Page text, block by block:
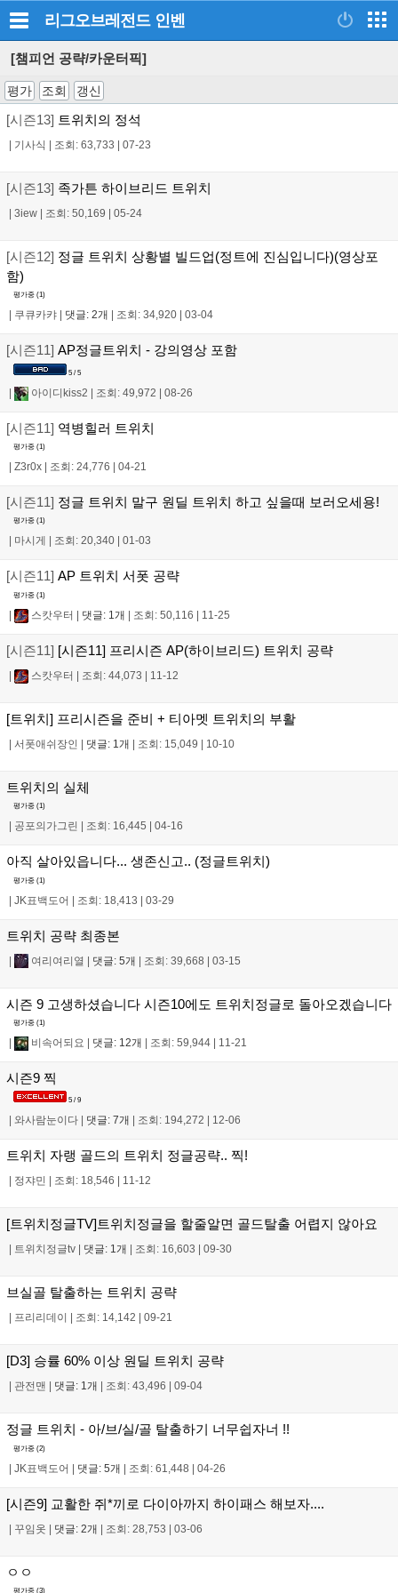
리그오브레전드 인벤
[챔피언 공략/카운터픽]
평가 조회 갱신
[시즌13] 트위치의 정석
기사식 조회: 63,733 07-23
[시즌13] 족가튼 하이브리드 트위치
3iew 조회: 50,169 05-24
[시즌12] 정글 트위치 상황별 빌드업(정트에 진심입니다)(영상포
함)
평가중 (1)
쿠큐카캬 댓글: 2개 조회: 34,920 03-04
[시즌11] AP정글트위치 - 강의영상 포함
5 / 5
| 아이디kiss2 | 조회: 49,972 | 08-26
[시즌11] 역병힐러 트위치
평가중 (1)
Z3r0x 조회: 24,776 04-21
[시즌11] 정글 트위치 말구 원딜 트위치 하고 싶을때 보러오세용!
평가중 (1)
마시게 조회: 20,340 01-03
[시즌11] AP 트위치 서폿 공략
평가중 (1)
| 스캇우터 | 댓글: 1개 | 조회: 50,116 | 11-25
[시즌11] [시즌11] 프리시즌 AP(하이브리드) 트위치 공략
| 스캇우터 | 조회: 44,073 | 11-12
[트위치] 프리시즌을 준비 + 티아멧 트위치의 부활
| 서폿애쉬장인 | 댓글: 1개 | 조회: 15,049 | 10-10
트위치의 실체
평가중 (1)
공포의가그린 조회: 16,445 04-16
아직 살아있읍니다... 생존신고.. (정글트위치)
평가중 (1)
| JK표백도어 | 조회: 18,413 | 03-29
트위치 공략 최종본
| 여리여리열 | 댓글: 5개 | 조회: 39,668 | 03-15
시즌 9 고생하셨습니다 시즌10에도 트위치정글로 돌아오겠습니다
평가중 (1)
| 비속어되요 | 댓글: 12개 | 조회: 59,944 | 11-21
시즌9 찍
5 / 9
와사람눈이다 댓글: 7개 조회: 194,272 12-06
트위치 자랭 골드의 트위치 정글공략.. 찍!
정쟈민 조회: 18,546 11-12
[트위치정글TV]트위치정글을 할줄알면 골드탈출 어렵지 않아요
트위치정글tv 댓글: 1개 조회: 16,603 09-30
브실골 탈출하는 트위치 공략
프리리데이 조회: 14,142 09-21
[D3] 승률 60% 이상 원딜 트위치 공략
관전맨 댓글: 1개 조회: 43,496 09-04
정글 트위치 - 아/브/실/골 탈출하기 너무쉽자너 !!
평가중 (2)
| JK표백도어 | 댓글: 5개 | 조회: 61,448 | 04-26
[시즌9] 교활한 쥐*끼로 다이아까지 하이패스 해보자....
| 꾸임옷 | 댓글: 2개 | 조회: 28,753 | 03-06
ㅇㅇ
평가중 (3)